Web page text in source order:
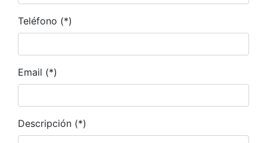
Teléfono (*)
Email (*)
Descripción (*)